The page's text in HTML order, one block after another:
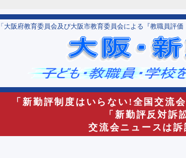
「大阪府教育委員会及び大阪市教育委員会による『教職員評
「新勤評制度はいらない!全国交流
「新勤評反対訴
交流会ニュースは